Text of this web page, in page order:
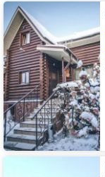
Отель
Малина
Гостиница